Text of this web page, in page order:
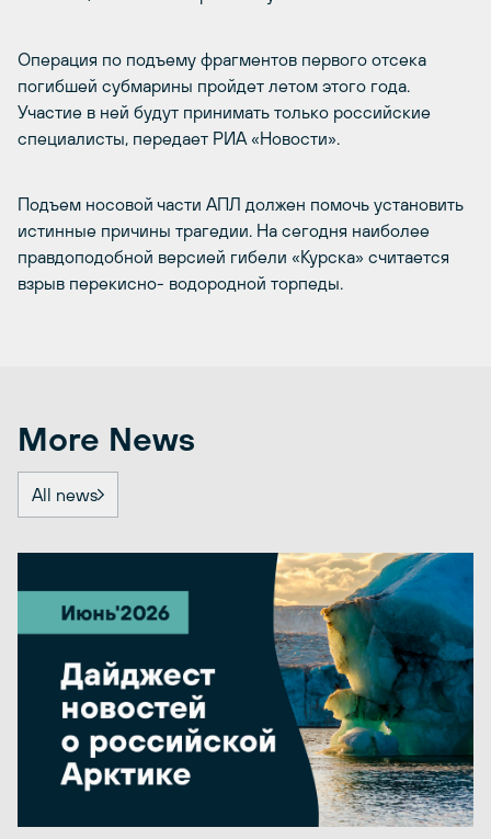
Операция по подъему фрагментов первого отсека
погибшей субмарины пройдет летом этого года.
Участие в ней будут принимать только российские
специалисты, передает РИА «Новости».
Подъем носовой части АПЛ должен помочь установить
истинные причины трагедии. На сегодня наиболее
правдоподобной версией гибели «Курска» считается
взрыв перекисно- водородной торпеды.
More News
All news